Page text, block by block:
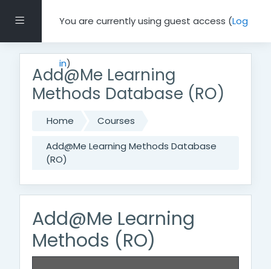
Side panelYou are currently using guest access (Log
in)
Add@Me Learning
Methods Database (RO)
Home
Courses
Add@Me Learning Methods Database
(RO)
Add@Me Learning
Methods (RO)